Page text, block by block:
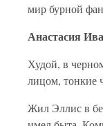
мир бурной
Анастасия
Худой, в
лицом, тонкие
Жил Эллис в